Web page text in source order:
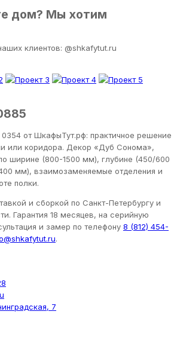
дом? Мы хотим
клиентов: @shkafytut.ru
от ШкафыТут.рф: практичное решение
или коридора. Декор «Дуб Сонома»,
ширине (800-1500 мм), глубине (450/600
мм), взаимозаменяемые отделения и
полки.
и сборкой по Санкт-Петербургу и
Гарантия 18 месяцев, на серийную
и замер по телефону 8 (812) 454-
.
7